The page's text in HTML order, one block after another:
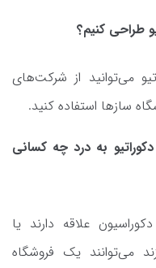
طراحی کنیم؟
می‌توانید از شرکت‌های
سازها استفاده کنید.
به درد چه کسانی
علاقه دارند یا
می‌توانند یک فروشگاه